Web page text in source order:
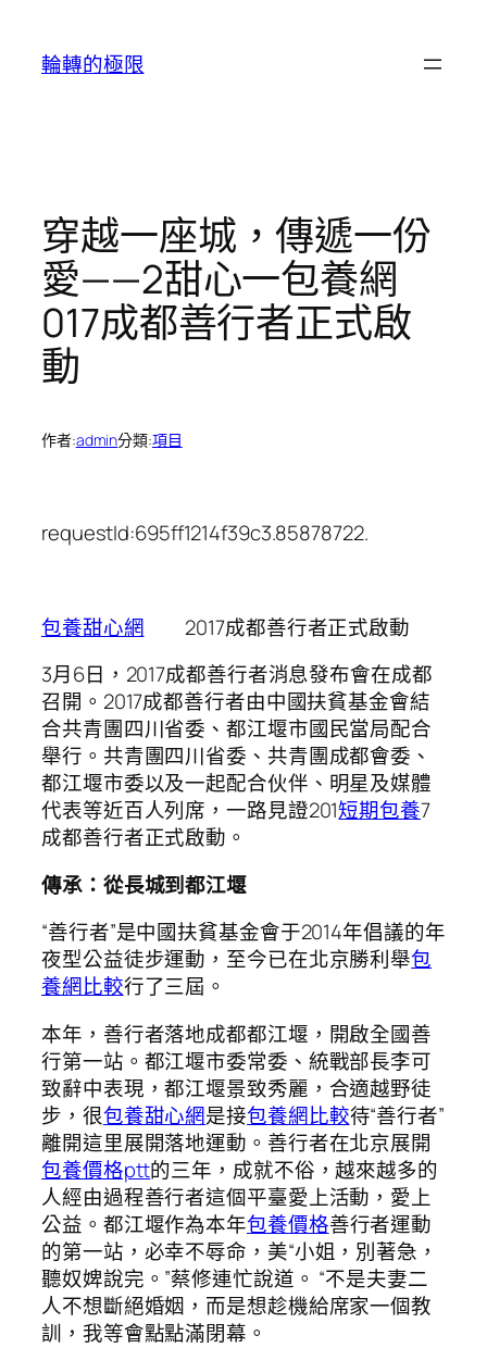
輪轉的極限
穿越一座城，傳遞一份
愛——2甜心一包養網
017成都善行者正式啟
動
作者:admin分類:項目
requestId:695ff1214f39c3.85878722.
包養甜心網 2017成都善行者正式啟動
3月6日，2017成都善行者消息發布會在成都
召開。2017成都善行者由中國扶貧基金會結
合共青團四川省委、都江堰市國民當局配合
舉行。共青團四川省委、共青團成都會委、
都江堰市委以及一起配合伙伴、明星及媒體
代表等近百人列席，一路見證201短期包養7
成都善行者正式啟動。
傳承：從長城到都江堰
“善行者”是中國扶貧基金會于2014年倡議的年
夜型公益徒步運動，至今已在北京勝利舉包
養網比較行了三屆。
本年，善行者落地成都都江堰，開啟全國善
行第一站。都江堰市委常委、統戰部長李可
致辭中表現，都江堰景致秀麗，合適越野徒
步，很包養甜心網是接包養網比較待“善行者”
離開這里展開落地運動。善行者在北京展開
包養價格ptt的三年，成就不俗，越來越多的
人經由過程善行者這個平臺愛上活動，愛上
公益。都江堰作為本年包養價格善行者運動
的第一站，必幸不辱命，美“小姐，別著急，
聽奴婢說完。”蔡修連忙說道。 “不是夫妻二
人不想斷絕婚姻，而是想趁機給席家一個教
訓，我等會點點滿閉幕。